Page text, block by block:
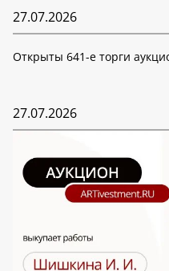
27.07.2026
Открыты 641-е торги
27.07.2026